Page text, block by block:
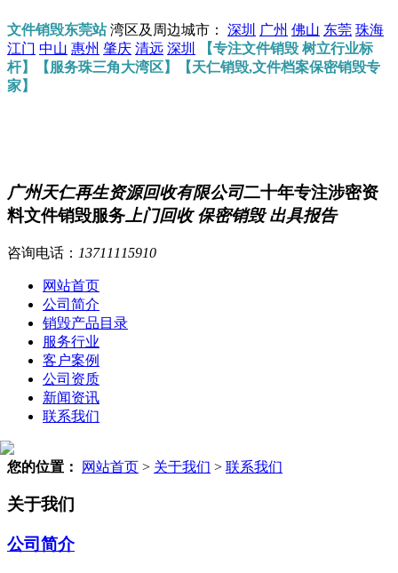
文件销毁东莞站湾区及周边城市： 深圳 广州 佛山 东莞 珠海
江门 中山 惠州 肇庆 清远 深圳
【专注文件销毁 树立行业标
杆】【服务珠三角大湾区】【天仁销毁,文件档案保密销毁专
家】
广州天仁再生资源回收有限公司二十年专注涉密资
料文件销毁服务 上门回收 保密销毁 出具报告
咨询电话： 13711115910
网站首页
公司简介
销毁产品目录
服务行业
客户案例
公司资质
新闻资讯
联系我们
您的位置： 网站首页 > 关于我们 > 联系我们
关于我们
公司简介